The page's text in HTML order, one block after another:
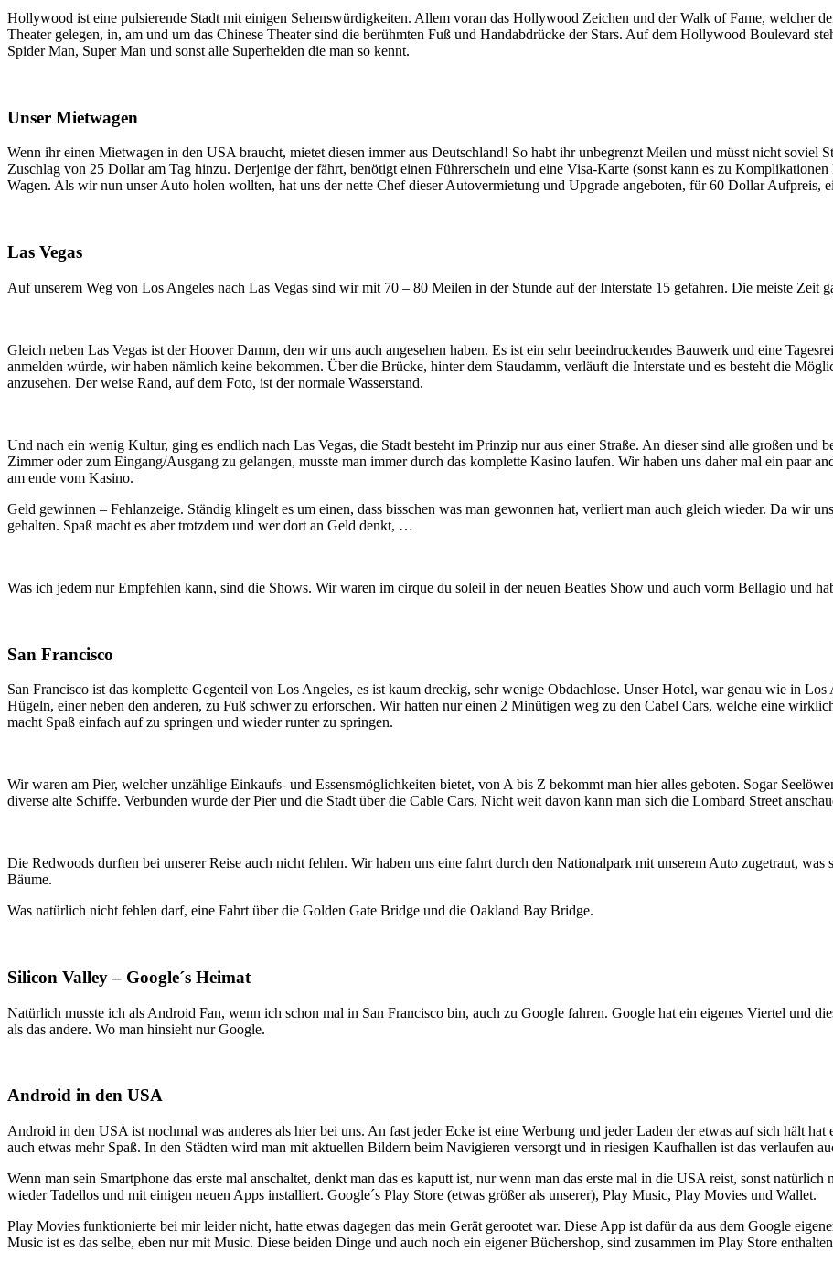
Hollywood ist eine pulsierende Stadt mit einigen Sehenswürdigkeiten. Allem voran das Hollywood Zeichen und der Walk of Fame, welcher
Theater gelegen, in, am und um das Chinese Theater sind die berühmten Fuß und Handabdrücke der Stars. Auf dem Hollywood Boulevard
Spider Man, Super Man und sonst alle Superhelden die man so kennt.
Unser Mietwagen
Wenn ihr einen Mietwagen in den USA braucht, mietet diesen immer aus Deutschland! So habt ihr unbegrenzt Meilen und müsst nicht soviel
Zuschlag von 25 Dollar am Tag hinzu. Derjenige der fährt, benötigt einen Führerschein und eine Visa-Karte (sonst kann es zu
Wagen. Als wir nun unser Auto holen wollten, hat uns der nette Chef dieser Autovermietung und Upgrade angeboten, für 60 Dollar Aufpreis,
Las Vegas
Auf unserem Weg von Los Angeles nach Las Vegas sind wir mit 70 – 80 Meilen in der Stunde auf der Interstate 15 gefahren. Die meiste Zeit
Gleich neben Las Vegas ist der Hoover Damm, den wir uns auch angesehen haben. Es ist ein sehr beeindruckendes Bauwerk und eine
anmelden würde, wir haben nämlich keine bekommen. Über die Brücke, hinter dem Staudamm, verläuft die Interstate und es besteht die
anzusehen. Der weise Rand, auf dem Foto, ist der normale Wasserstand.
Und nach ein wenig Kultur, ging es endlich nach Las Vegas, die Stadt besteht im Prinzip nur aus einer Straße. An dieser sind alle großen
Zimmer oder zum Eingang/Ausgang zu gelangen, musste man immer durch das komplette Kasino laufen. Wir haben uns daher mal ein paar
am ende vom Kasino.
Geld gewinnen – Fehlanzeige. Ständig klingelt es um einen, dass bisschen was man gewonnen hat, verliert man auch gleich wieder. Da wir
gehalten. Spaß macht es aber trotzdem und wer dort an Geld denkt, …
Was ich jedem nur Empfehlen kann, sind die Shows. Wir waren im cirque du soleil in der neuen Beatles Show und auch vorm Bellagio und
San Francisco
San Francisco ist das komplette Gegenteil von Los Angeles, es ist kaum dreckig, sehr wenige Obdachlose. Unser Hotel, war genau wie in
Hügeln, einer neben den anderen, zu Fuß schwer zu erforschen. Wir hatten nur einen 2 Minütigen weg zu den Cabel Cars, welche eine
macht Spaß einfach auf zu springen und wieder runter zu springen.
Wir waren am Pier, welcher unzählige Einkaufs- und Essensmöglichkeiten bietet, von A bis Z bekommt man hier alles geboten. Sogar
diverse alte Schiffe. Verbunden wurde der Pier und die Stadt über die Cable Cars. Nicht weit davon kann man sich die Lombard Street
Die Redwoods durften bei unserer Reise auch nicht fehlen. Wir haben uns eine fahrt durch den Nationalpark mit unserem Auto zugetraut, was
Bäume.
Was natürlich nicht fehlen darf, eine Fahrt über die Golden Gate Bridge und die Oakland Bay Bridge.
Silicon Valley – Google´s Heimat
Natürlich musste ich als Android Fan, wenn ich schon mal in San Francisco bin, auch zu Google fahren. Google hat ein eigenes Viertel und
als das andere. Wo man hinsieht nur Google.
Android in den USA
Android in den USA ist nochmal was anderes als hier bei uns. An fast jeder Ecke ist eine Werbung und jeder Laden der etwas auf sich hält
auch etwas mehr Spaß. In den Städten wird man mit aktuellen Bildern beim Navigieren versorgt und in riesigen Kaufhallen ist das verlaufen
Wenn man sein Smartphone das erste mal anschaltet, denkt man das es kaputt ist, nur wenn man das erste mal in die USA reist, sonst
wieder Tadellos und mit einigen neuen Apps installiert. Google´s Play Store (etwas größer als unserer), Play Music, Play Movies und Wallet.
Play Movies funktionierte bei mir leider nicht, hatte etwas dagegen das mein Gerät gerootet war. Diese App ist dafür da aus dem Google
Music ist es das selbe, eben nur mit Music. Diese beiden Dinge und auch noch ein eigener Büchershop, sind zusammen im Play Store